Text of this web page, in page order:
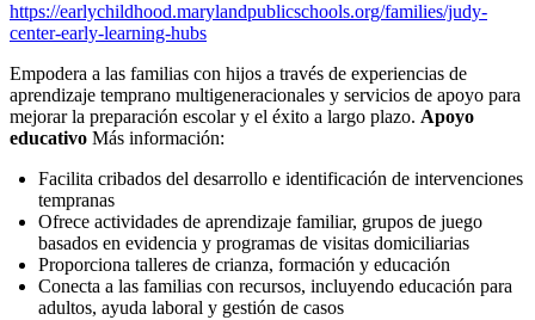
https://earlychildhood.marylandpublicschools.org/families/judy-
center-early-learning-hubs
Empodera a las familias con hijos a través de experiencias de
aprendizaje temprano multigeneracionales y servicios de apoyo para
mejorar la preparación escolar y el éxito a largo plazo. Apoyo
educativo Más información:
Facilita cribados del desarrollo e identificación de intervenciones
tempranas
Ofrece actividades de aprendizaje familiar, grupos de juego
basados en evidencia y programas de visitas domiciliarias
Proporciona talleres de crianza, formación y educación
Conecta a las familias con recursos, incluyendo educación para
adultos, ayuda laboral y gestión de casos